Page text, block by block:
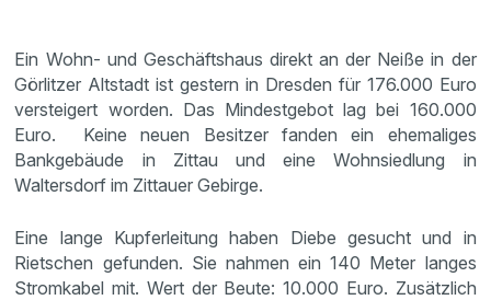
Ein Wohn- und Geschäftshaus direkt an der Neiße in der
Görlitzer Altstadt ist gestern in Dresden für 176.000 Euro
versteigert worden. Das Mindestgebot lag bei 160.000
Euro. Keine neuen Besitzer fanden ein ehemaliges
Bankgebäude in Zittau und eine Wohnsiedlung in
Waltersdorf im Zittauer Gebirge.
Eine lange Kupferleitung haben Diebe gesucht und in
Rietschen gefunden. Sie nahmen ein 140 Meter langes
Stromkabel mit. Wert der Beute: 10.000 Euro. Zusätzlich